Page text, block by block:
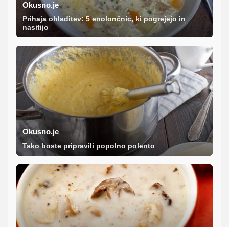
Okusno.je
Prihaja ohladitev: 5 enolončnic, ki pogrejejo in
nasitijo
Okusno.je
Tako boste pripravili popolno polento